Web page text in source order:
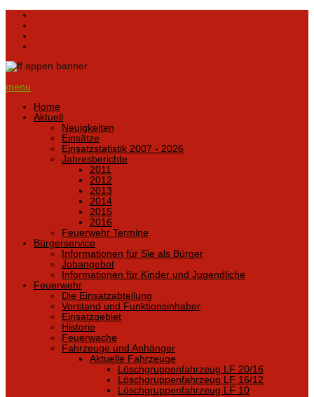
menu
Home
Aktuell
Neuigkeiten
Einsätze
Einsatzstatistik 2007 - 2026
Jahresberichte
2011
2012
2013
2014
2015
2016
Feuerwehr Termine
Bürgerservice
Informationen für Sie als Bürger
Jobangebot
Informationen für Kinder und Jugendliche
Feuerwehr
Die Einsatzabteilung
Vorstand und Funktionsinhaber
Einsatzgebiet
Historie
Feuerwache
Fahrzeuge und Anhänger
Aktuelle Fahrzeuge
Löschgruppenfahrzeug LF 20/16
Löschgruppenfahrzeug LF 16/12
Löschgruppenfahrzeug LF 10